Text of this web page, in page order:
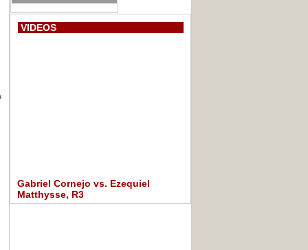
VIDEOS
Gabriel Cornejo vs. Ezequiel
Matthysse, R3